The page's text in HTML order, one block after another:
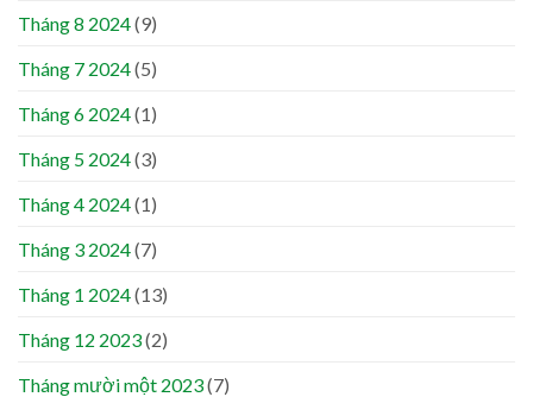
Tháng 8 2024(9)
Tháng 7 2024(5)
Tháng 6 2024(1)
Tháng 5 2024(3)
Tháng 4 2024(1)
Tháng 3 2024(7)
Tháng 1 2024(13)
Tháng 12 2023(2)
Tháng mười một 2023(7)